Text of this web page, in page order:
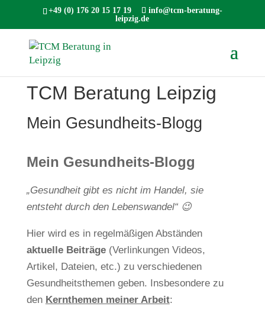
+49 (0) 176 20 15 17 19
info@tcm-beratung-
leipzig.de
TCM Beratung Leipzig
Mein Gesundheits-Blogg
Mein Gesundheits-Blogg
„Gesundheit gibt es nicht im Handel, sie
entsteht durch den Lebenswandel“ 😉
Hier wird es in regelmäßigen Abständen
aktuelle Beiträge(Verlinkungen Videos,
Artikel, Dateien, etc.) zu verschiedenen
Gesundheitsthemen geben. Insbesondere zu
den Kernthemen meiner Arbeit: